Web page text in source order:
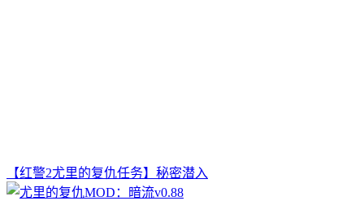
【红警2尤里的复仇任务】秘密潜入